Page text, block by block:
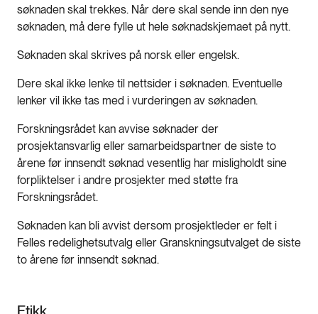
søknaden skal trekkes. Når dere skal sende inn den nye
søknaden, må dere fylle ut hele søknadskjemaet på nytt.
Søknaden skal skrives på norsk eller engelsk.
Dere skal ikke lenke til nettsider i søknaden. Eventuelle
lenker vil ikke tas med i vurderingen av søknaden.
Forskningsrådet kan avvise søknader der
prosjektansvarlig eller samarbeidspartner de siste to
årene før innsendt søknad vesentlig har misligholdt sine
forpliktelser i andre prosjekter med støtte fra
Forskningsrådet.
Søknaden kan bli avvist dersom prosjektleder er felt i
Felles redelighetsutvalg eller Granskningsutvalget de siste
to årene før innsendt søknad.